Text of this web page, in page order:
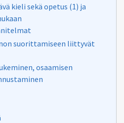
kieli sekä opetus (1) ja
suorittamiseen liittyvät
osaamisen